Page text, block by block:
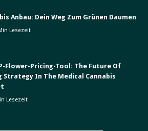
Anbau: Dein Weg Zum Grünen Daumen
Lesezeit
Flower-Pricing-Tool: The Future Of
Strategy In The Medical Cannabis
Lesezeit